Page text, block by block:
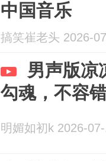
中国音乐
搞笑崔老头 2026-
男声版凉
勾魂，不容
明媚如初k 2026-